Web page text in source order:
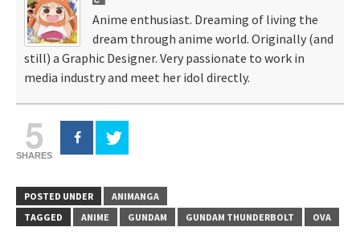
Anime enthusiast. Dreaming of living the
dream through anime world. Originally (and
still) a Graphic Designer. Very passionate to work in
media industry and meet her idol directly.
5
SHARES
POSTED UNDER
ANIMANGA
TAGGED
ANIME GUNDAM GUNDAM THUNDERBOLT OVA